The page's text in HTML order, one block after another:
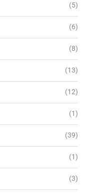
(5)
(6)
(8)
(13)
(12)
(1)
(39)
(1)
(3)